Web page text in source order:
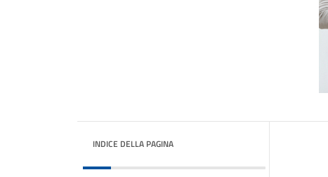
INDICE DELLA PAGINA